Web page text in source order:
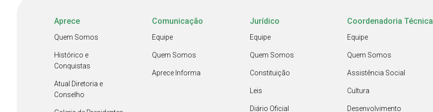
Aprece
Quem Somos
Histórico e
Conquistas
Atual Diretoria e
Conselho
Comunicação
Equipe
Quem Somos
Aprece Informa
Jurídico
Equipe
Quem Somos
Constituição
Leis
Diário Oficial
Coordenadoria Técnica
Equipe
Quem Somos
Assistência Social
Cultura
Desenvolvimento